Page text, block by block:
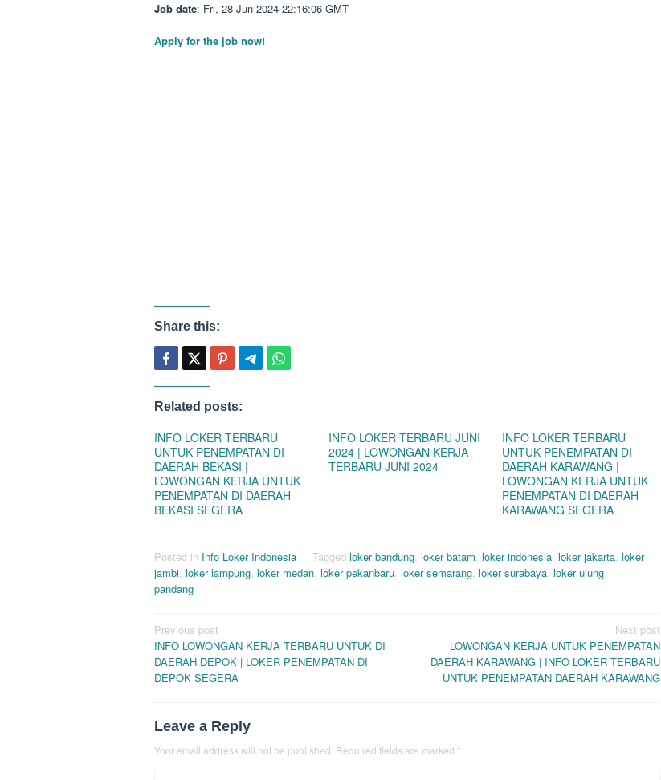
Job date: Fri, 28 Jun 2024 22:16:06 GMT
Apply for the job now!
Share this:
Related posts:
INFO LOKER TERBARU
UNTUK PENEMPATAN DI
DAERAH BEKASI |
LOWONGAN KERJA UNTUK
PENEMPATAN DI DAERAH
BEKASI SEGERA
INFO LOKER TERBARU JUNI
2024 | LOWONGAN KERJA
TERBARU JUNI 2024
INFO LOKER TERBARU
UNTUK PENEMPATAN DI
DAERAH KARAWANG |
LOWONGAN KERJA UNTUK
PENEMPATAN DI DAERAH
KARAWANG SEGERA
Posted in Info Loker Indonesia Tagged loker bandung, loker batam, loker indonesia, loker jakarta, loker
jambi, loker lampung, loker medan, loker pekanbaru, loker semarang, loker surabaya, loker ujung
pandang
Post
navigation
Previous post
INFO LOWONGAN KERJA TERBARU UNTUK DI
DAERAH DEPOK | LOKER PENEMPATAN DI
DEPOK SEGERA
Next post
LOWONGAN KERJA UNTUK PENEMPATAN
DAERAH KARAWANG | INFO LOKER TERBARU
UNTUK PENEMPATAN DAERAH KARAWANG
Leave a Reply
Your email address will not be published. Required fields are marked *